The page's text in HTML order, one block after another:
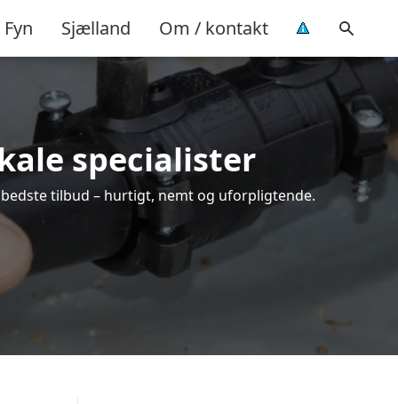
Fyn Sjælland Om / kontakt
specialister
tilbud – hurtigt, nemt og uforpligtende.